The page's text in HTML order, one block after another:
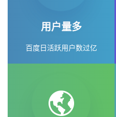
用户量多
百度日活跃用户数过亿